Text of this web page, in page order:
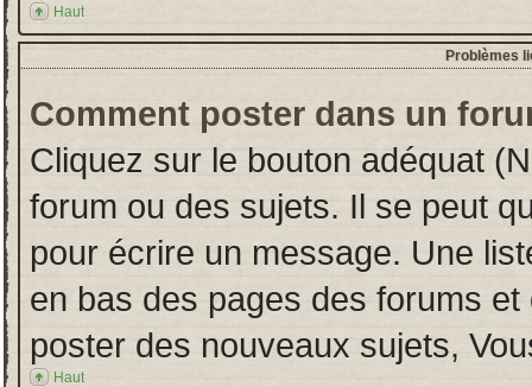
Haut
Problèmes
Comment poster dans un
Cliquez sur le bouton adéquat
forum ou des sujets. Il se peut
pour écrire un message. Une
en bas des pages des forums
poster des nouveaux sujets,
Haut